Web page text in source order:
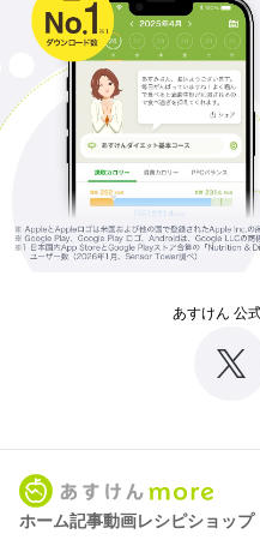
あすけん 公
ホーム記事動画レシピショップ